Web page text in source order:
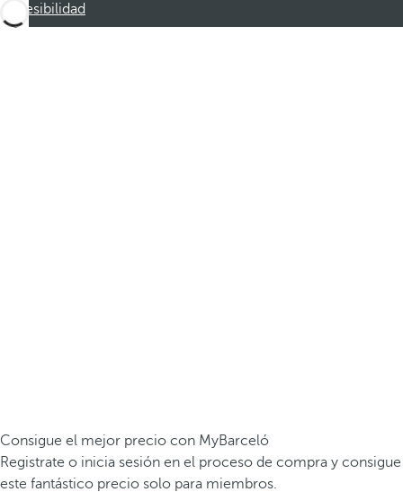
Accesibilidad
Consigue el mejor precio con MyBarceló
Registrate o inicia sesión en el proceso de compra y consigue
este fantástico precio solo para miembros.